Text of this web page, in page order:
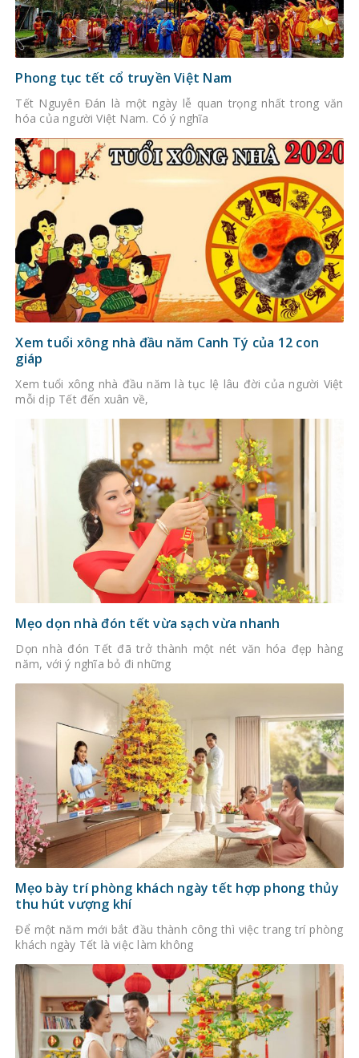
Phong tục tết cổ truyền Việt Nam
Tết Nguyên Đán là một ngày lễ quan trọng nhất trong văn
hóa của người Việt Nam. Có ý nghĩa
Xem tuổi xông nhà đầu năm Canh Tý của 12 con
giáp
Xem tuổi xông nhà đầu năm là tục lệ lâu đời của người Việt
mỗi dịp Tết đến xuân về,
Mẹo dọn nhà đón tết vừa sạch vừa nhanh
Dọn nhà đón Tết đã trở thành một nét văn hóa đẹp hàng
năm, với ý nghĩa bỏ đi những
Mẹo bày trí phòng khách ngày tết hợp phong thủy
thu hút vượng khí
Để một năm mới bắt đầu thành công thì việc trang trí phòng
khách ngày Tết là việc làm không